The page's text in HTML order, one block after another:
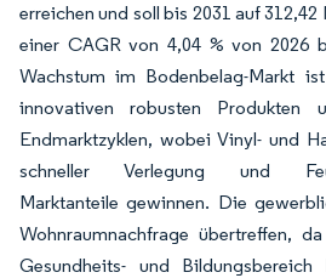
erreichen und soll bis 2031 auf
einer CAGR von 4,04 % von 2026
Wachstum im Bodenbelag-Markt
innovativen robusten Produkten
Endmarktzyklen, wobei Vinyl- und
schneller Verlegung und
Marktanteile gewinnen. Die
Wohnraumnachfrage übertreffen,
Gesundheits- und Bildungsbereich